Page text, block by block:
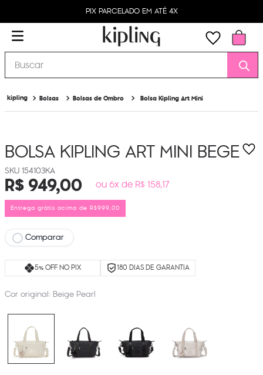
PIX PARCELADO EM ATÉ 4X
Buscar
Bolsas Bolsas de Ombro Bolsa Kipling Art Mini
BOLSA KIPLING ART MINI BEGE
154103KA
R$949,00 ou 6x de R$ 158,17
Entrega grátis acima de R$999,00
Comparar
5% OFF NO PIX 180 DIAS DE GARANTIA
Cor original: Beige Pearl